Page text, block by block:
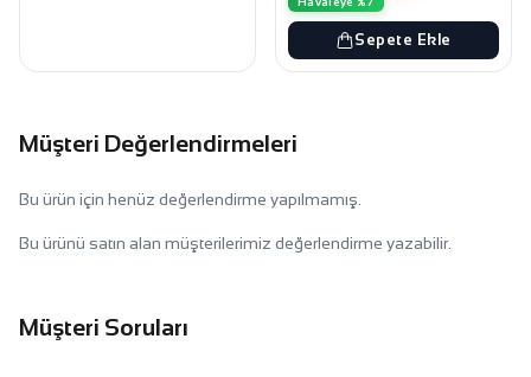
Sepete Ekle
Müşteri Değerlendirmeleri
Bu ürün için henüz değerlendirme yapılmamış.
Bu ürünü satın alan müşterilerimiz değerlendirme yazabilir.
Müşteri Soruları